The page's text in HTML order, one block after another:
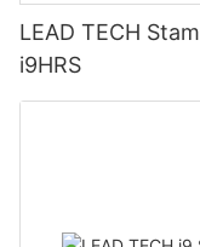
LEAD TECH
i9HRS